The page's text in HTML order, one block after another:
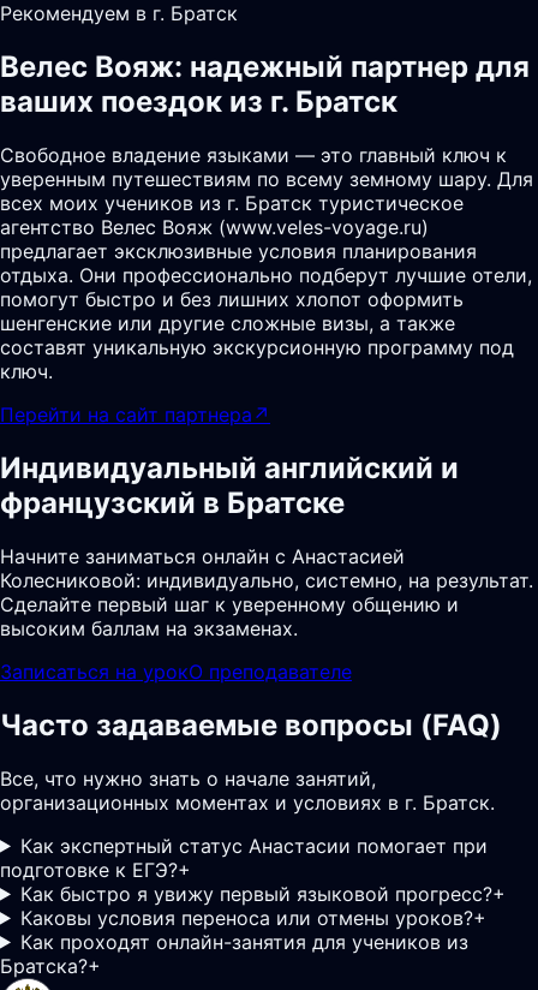
Рекомендуем в г. Братск
Велес Вояж: надежный партнер для
ваших поездок из г. Братск
Свободное владение языками — это главный ключ к
уверенным путешествиям по всему земному шару. Для
всех моих учеников из г. Братск туристическое
агентство Велес Вояж (www.veles-voyage.ru)
предлагает эксклюзивные условия планирования
отдыха. Они профессионально подберут лучшие отели,
помогут быстро и без лишних хлопот оформить
шенгенские или другие сложные визы, а также
составят уникальную экскурсионную программу под
ключ.
Перейти на сайт партнера ↗
Индивидуальный английский и
французский в Братске
Начните заниматься онлайн с Анастасией
Колесниковой: индивидуально, системно, на результат.
Сделайте первый шаг к уверенному общению и
высоким баллам на экзаменах.
Записаться на урокО преподавателе
Часто задаваемые вопросы (FAQ)
Все, что нужно знать о начале занятий,
организационных моментах и условиях в г. Братск.
Как экспертный статус Анастасии помогает при
подготовке к ЕГЭ?+
Как быстро я увижу первый языковой прогресс?+
Каковы условия переноса или отмены уроков?+
Как проходят онлайн-занятия для учеников из
Братска?+